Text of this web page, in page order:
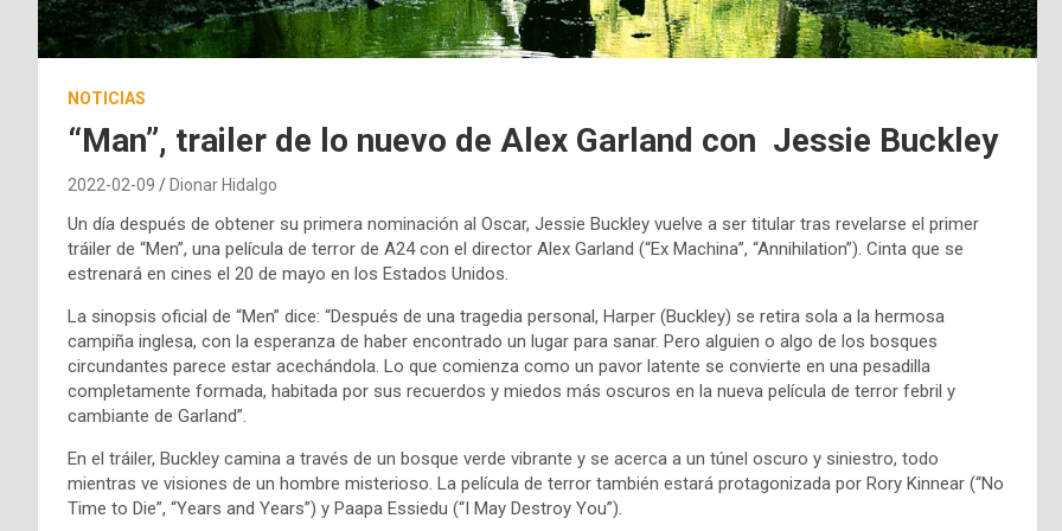
NOTICIAS
“Man”, trailer de lo nuevo de Alex Garland con Jessie Buckley
2022-02-09 Dionar Hidalgo
Un día después de obtener su primera nominación al Oscar, Jessie Buckley vuelve a ser titular tras revelarse el primer
tráiler de “Men”, una película de terror de A24 con el director Alex Garland (“Ex Machina”, “Annihilation”). Cinta que se
estrenará en cines el 20 de mayo en los Estados Unidos.
La sinopsis oficial de “Men” dice: “Después de una tragedia personal, Harper (Buckley) se retira sola a la hermosa
campiña inglesa, con la esperanza de haber encontrado un lugar para sanar. Pero alguien o algo de los bosques
circundantes parece estar acechándola. Lo que comienza como un pavor latente se convierte en una pesadilla
completamente formada, habitada por sus recuerdos y miedos más oscuros en la nueva película de terror febril y
cambiante de Garland”.
En el tráiler, Buckley camina a través de un bosque verde vibrante y se acerca a un túnel oscuro y siniestro, todo
mientras ve visiones de un hombre misterioso. La película de terror también estará protagonizada por Rory Kinnear (“No
Time to Die”, “Years and Years”) y Paapa Essiedu (“I May Destroy You”).